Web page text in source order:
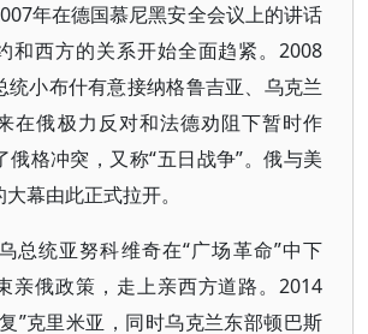
年在德国慕尼黑安全会议上的讲话
和西方的关系开始全面趋紧。2008
统小布什有意接纳格鲁吉亚、乌克兰
在俄极力反对和法德劝阻下暂时作
俄格冲突，又称“五日战争”。俄与美
幕由此正式拉开。
总统亚努科维奇在“广场革命”中下
亲俄政策，走上亲西方道路。2014
”克里米亚，同时乌克兰东部顿巴斯